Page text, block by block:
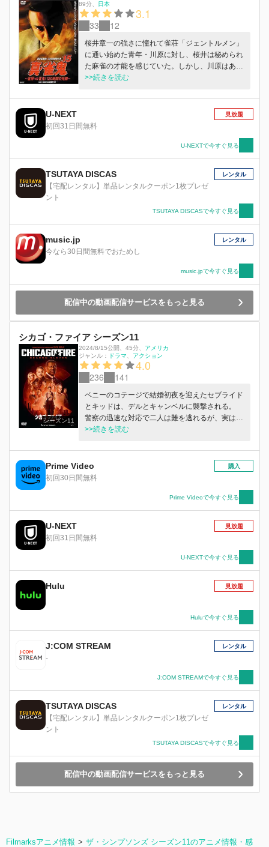
89分 日本
3.1
33 12
桜井章一の強さに憧れて雀荘「ジェントルメン」
に通い始めた青年・川原に対し、桜井は秘められ
た麻雀の才能を感じていた。しかし、川原はある
日を境に店からフェードアウト。再び現れた時に
て…。
>>続きを読む
U-NEXT
初回31日間無料
見放題
U-NEXTで今すぐ見る
TSUTAYA DISCAS
【宅配レンタル】単品レンタルクーポン1枚プレゼ
ント
レンタル
TSUTAYA DISCASで今すぐ見る
music.jp
今なら30日間無料でおためし
レンタル
music.jpで今すぐ見る
配信中の動画配信サービスをもっと見る
シカゴ・ファイア シーズン11
シーズン11
2024/8/15公開 45分
アメリカ
ジャンル：
ドラマ アクション
4.0
236 141
ベニーのコテージで結婚初夜を迎えたセブライド
とキッドは、デルとキャンベルに襲撃される。
警察の迅速な対応で二人は難を逃れるが、実は警
察内にスパイがいるらしく、複雑な真相に近づい
過ごすことになり、クルースは心配が尽きない。
キッドは小隊長になっても自分専用のオフィスが
ないことに不満を感じ、ボーデンに取り入る。
>>続きを読む
Prime Video
初回30日間無料
購入
Prime Videoで今すぐ見る
U-NEXT
初回31日間無料
見放題
U-NEXTで今すぐ見る
Hulu 見放題
Huluで今すぐ見る
J:COM STREAM
-
レンタル
J:COM STREAMで今すぐ見る
TSUTAYA DISCAS
【宅配レンタル】単品レンタルクーポン1枚プレゼ
ント
レンタル
TSUTAYA DISCASで今すぐ見る
配信中の動画配信サービスをもっと見る
Filmarksアニメ情報
ザ・シンプソンズ シーズン11のアニメ情報・感